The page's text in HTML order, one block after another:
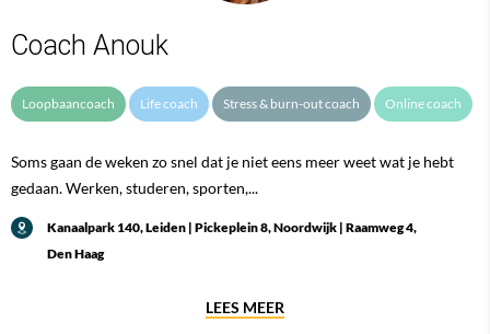
Coach Anouk
Loopbaancoach Life coach Stress & burn-out coach Online coach
Soms gaan de weken zo snel dat je niet eens meer weet wat je hebt
gedaan. Werken, studeren, sporten,...
Kanaalpark 140, Leiden | Pickeplein 8, Noordwijk | Raamweg 4,
Den Haag
LEES MEER